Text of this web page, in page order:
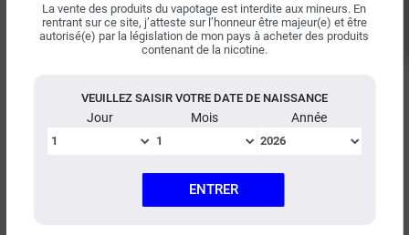
La vente des produits du vapotage est interdite aux mineurs. En
rentrant sur ce site, j’atteste sur l’honneur être majeur(e) et être
autorisé(e) par la législation de mon pays à acheter des produits
contenant de la nicotine.
VEUILLEZ SAISIR VOTRE DATE DE NAISSANCE
Jour Mois Année
ENTRER